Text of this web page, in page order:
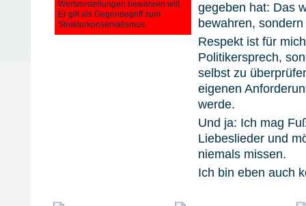
Wertvorstellungen bewahren will.
Er gilt als Gegenbegriff zum
Strukturkonservatismus
gegeben hat: Das
bewahren,
Respekt ist für
Politikersprech,
selbst zu
eigenen
werde.
Und ja: Ich mag
Liebeslieder und
niemals missen.
Ich bin eben auch